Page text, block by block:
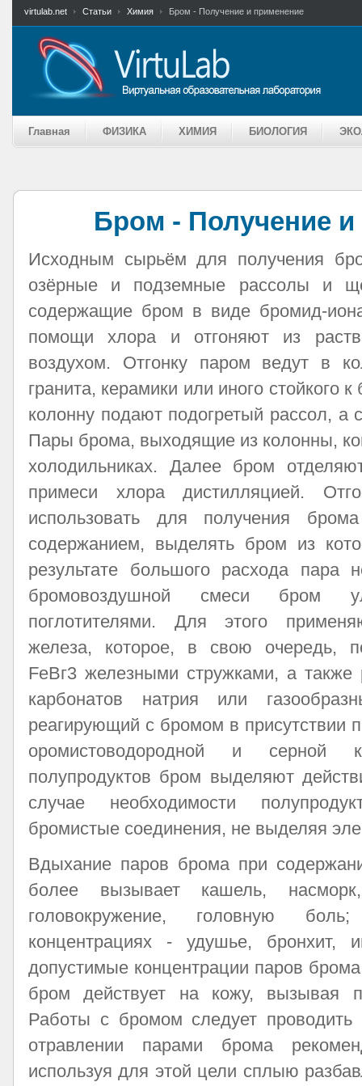
virtulab.net Статьи Химия Бром - Получение и применение
Главная ФИЗИКА ХИМИЯ БИОЛОГИЯ
Бром - Получение
Исходным сырьём для получения
озёрные и подземные рассолы и
содержащие бром в виде бромид-
помощи хлора и отгоняют из
воздухом. Отгонку паром ведут в
гранита, керамики или иного стойкого
колонну подают подогретый рассол, а
Пары брома, выходящие из колонны,
холодильниках. Далее бром
примеси хлора дистилляцией.
использовать для получения
содержанием, выделять бром из
результате большого расхода пара
бромовоздушной смеси бром
поглотителями. Для этого
железа, которое, в свою очередь,
FеВг3 железными стружками, а также
карбонатов натрия или
реагирующий с бромом в присутствии
оромистоводородной и серной
полупродуктов бром выделяют
случае необходимости
бромистые соединения, не выделяя
Вдыхание паров брома при
более вызывает кашель,
головокружение, головную
концентрациях - удушье, бронхит,
допустимые концентрации паров
бром действует на кожу, вызывая
Работы с бромом следует
отравлении парами брома
используя для этой цели сплыю